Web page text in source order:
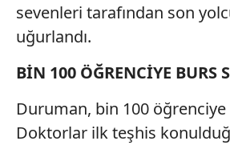
Çerezlere ilişkin tercihlerinizi aşağıda
vasıtasıyla belirleyebilirsiniz.
Metnimiziziyaret edebilirsiniz.
6698 sayılı Kişisel Verilerin
hazırlanmış Aydınlatma Metnimizi
sevenleri tarafından son
uğurlandı.
BİN 100 ÖĞRENCİYE BURS
Duruman, bin 100 öğrenciye
Doktorlar ilk teşhis